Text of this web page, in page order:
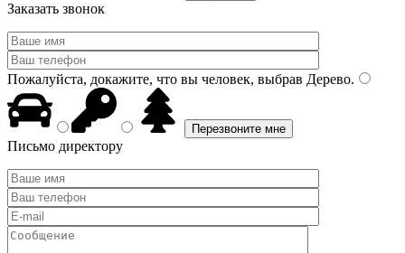
Заказать звонок
Пожалуйста, докажите, что вы человек, выбрав Дерево.
Письмо директору